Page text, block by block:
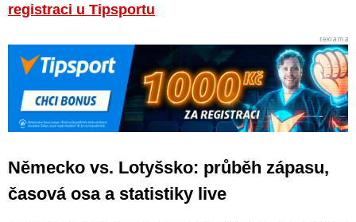
registraci u Tipsportu
Německo vs. Lotyšsko: průběh zápasu,
časová osa a statistiky live